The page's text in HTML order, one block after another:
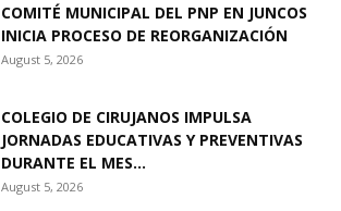
COMITÉ MUNICIPAL DEL PNP EN JUNCOS
INICIA PROCESO DE REORGANIZACIÓN
August 5, 2026
COLEGIO DE CIRUJANOS IMPULSA
JORNADAS EDUCATIVAS Y PREVENTIVAS
DURANTE EL MES...
August 5, 2026